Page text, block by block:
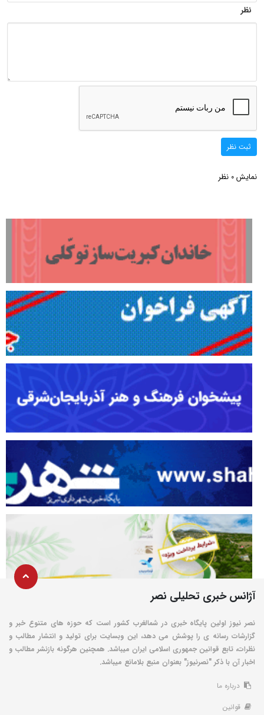
نظر
ثبت نظر
نمایش 0 نظر
آژانس خبری تحلیلی نصر
نصر نیوز اولین پایگاه خبری در شمالغرب کشور است که حوزه های متنوع خبر و
گزارشات رسانه ی را پوشش می دهد، این وبسایت برای تولید و انتشار مطالب و
نظرات، تابع قوانین جمهوری اسلامی ایران میباشد. همچنین هرگونه بازنشر مطالب و
اخبار آن با ذکر "نصرنیوز" بعنوان منبع بلامانع میباشد.
درباره ما
قوانین